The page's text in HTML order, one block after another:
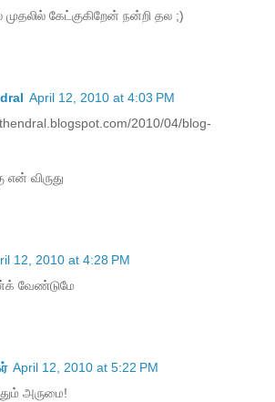
கேட்குகிறேன் நன்றி தல ;)
April 12, 2010 at 4:03 PM
2010/04/blog-
என் விருது
12, 2010 at 4:28 PM
வேண்டுமே
April 12, 2010 at 5:22 PM
அருமை!